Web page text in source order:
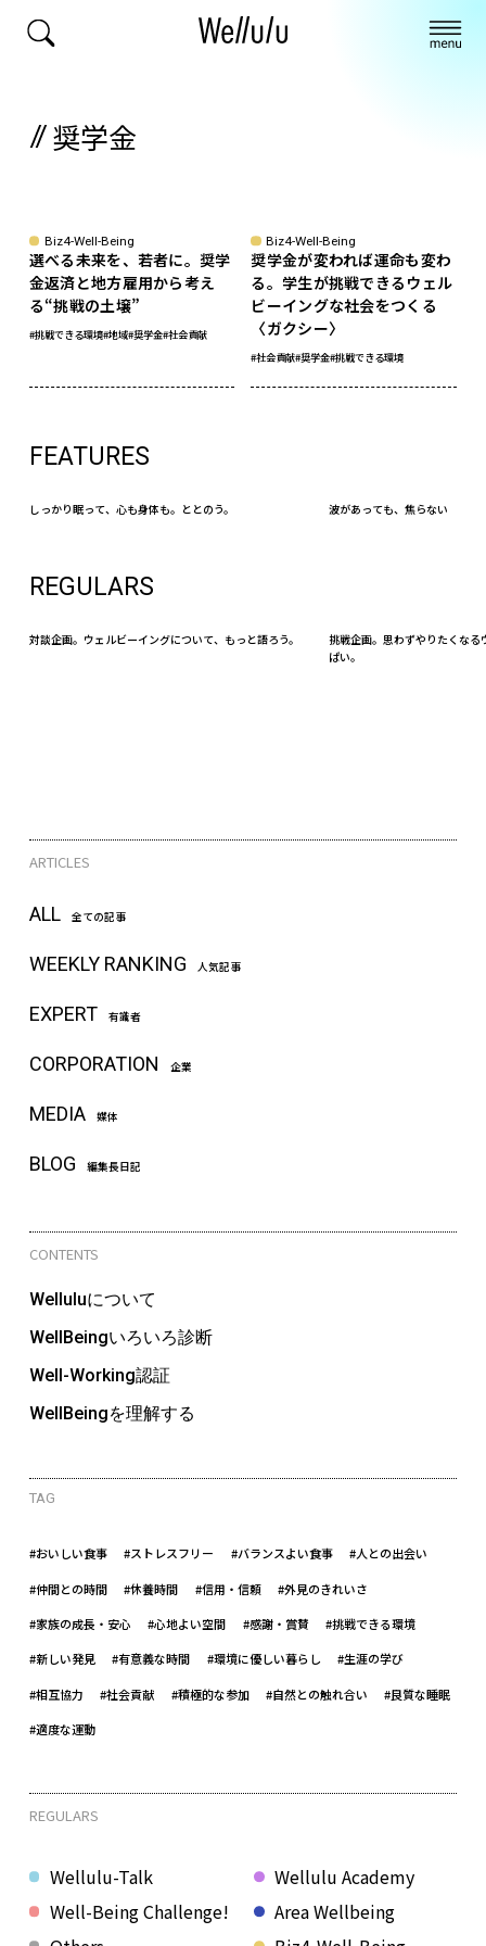
奨学金
Biz4-Well-Being
選べる未来を、若者に。奨学
金返済と地方雇用から考え
る“挑戦の土壌”
#挑戦できる環境#地域#奨学金#社会貢献
Biz4-Well-Being
奨学金が変われば運命も変わ
る。学生が挑戦できるウェル
ビーイングな社会をつくる
〈ガクシー〉
#社会貢献#奨学金#挑戦できる環境
FEATURES
しっかり眠って、心も身体も。ととのう。 波があっても、焦らない
REGULARS
対談企画。ウェルビーイングについて、もっと語ろう。
挑戦企画。思わずやりたくなる
ぱい。
ARTICLES
ALL 全ての記事
WEEKLY RANKING 人気記事
EXPERT 有識者
CORPORATION 企業
MEDIA 媒体
BLOG 編集長日記
CONTENTS
Welluluについて
WellBeingいろいろ診断
Well-Working認証
WellBeingを理解する
TAG
#おいしい食事 #ストレスフリー #バランスよい食事 #人との出会い
#仲間との時間 #休養時間 #信用・信頼 #外見のきれいさ
#家族の成長・安心 #心地よい空間 #感謝・賞賛 #挑戦できる環境
#新しい発見 #有意義な時間 #環境に優しい暮らし #生涯の学び
#相互協力 #社会貢献 #積極的な参加 #自然との触れ合い #良質な睡眠
#適度な運動
REGULARS
Wellulu-Talk
Well-Being Challenge!
Wellulu Academy
Area Wellbeing